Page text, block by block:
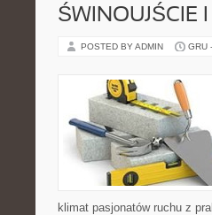
ŚWINOUJŚCIE
POSTED BY ADMIN GRU
klimat pasjonatów ruchu z